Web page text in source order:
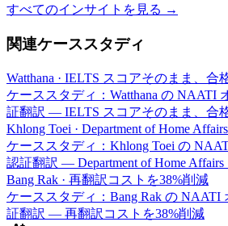
すべてのインサイトを見る →
関連ケーススタディ
Watthana · IELTS スコアそのまま、合
ケーススタディ：Watthana の NAATI
証翻訳 — IELTS スコアそのまま、合
Khlong Toei · Department of Home
ケーススタディ：Khlong Toei の
認証翻訳 — Department of Home
Bang Rak · 再翻訳コストを38%削減
ケーススタディ：Bang Rak の NAATI
証翻訳 — 再翻訳コストを38%削減